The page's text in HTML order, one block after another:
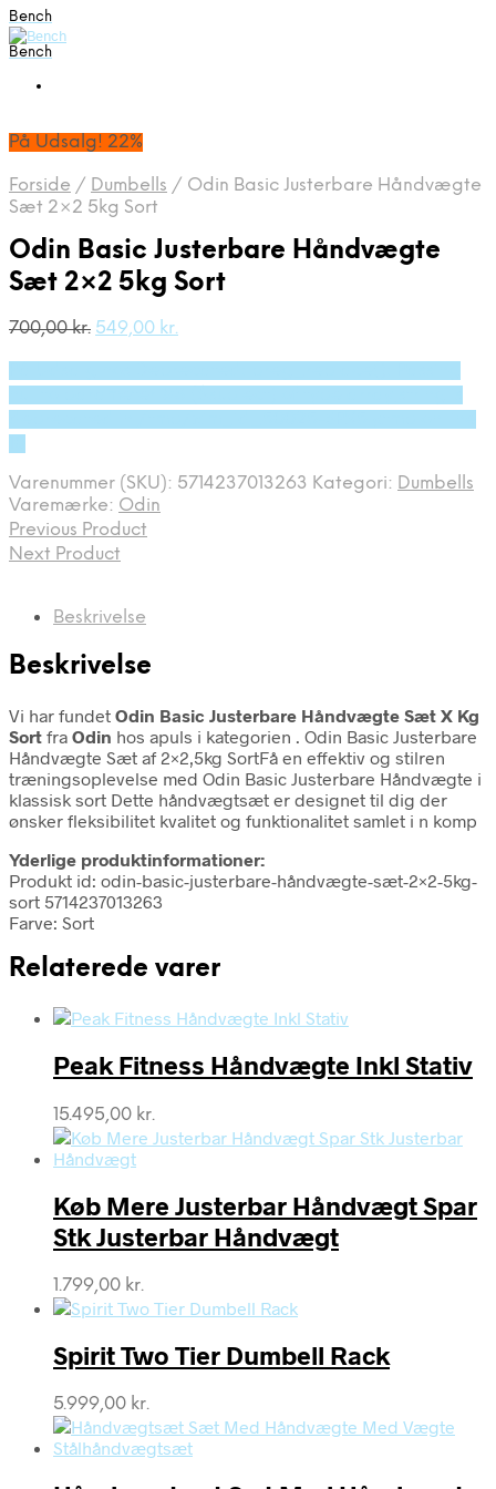
Bench
Bench
På Udsalg! 22%
Forside / Dumbells / Odin Basic Justerbare Håndvægte
Sæt 2×2 5kg Sort
Odin Basic Justerbare Håndvægte
Sæt 2×2 5kg Sort
700,00kr. Den
549,00 kr.Den
Varenummer (SKU): 5714237013263 Kategori: Dumbells
Varemærke: Odin
Previous Product
Next Product
Beskrivelse
Beskrivelse
Vi har fundet Odin Basic Justerbare Håndvægte Sæt X Kg
Sort fra Odin hos apuls i kategorien . Odin Basic Justerbare
Håndvægte Sæt af 2×2,5kg SortFå en effektiv og stilren
træningsoplevelse med Odin Basic Justerbare Håndvægte i
klassisk sort Dette håndvægtsæt er designet til dig der
ønsker fleksibilitet kvalitet og funktionalitet samlet i n komp
Yderlige produktinformationer:
Produkt id: odin-basic-justerbare-håndvægte-sæt-2×2-5kg-
sort 5714237013263
Farve: Sort
Relaterede varer
Peak Fitness Håndvægte Inkl Stativ
15.495,00 kr.
Køb Mere Justerbar Håndvægt Spar
Stk Justerbar Håndvægt
1.799,00 kr.
Spirit Two Tier Dumbell Rack
5.999,00 kr.